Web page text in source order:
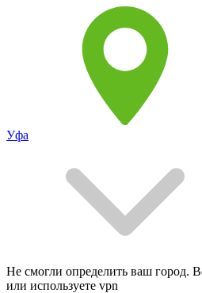
Уфа
Не смогли определить ваш город.
или используете vpn